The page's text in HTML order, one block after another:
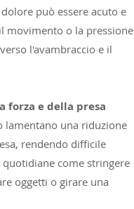
può essere acuto e
movimento o la pressione
l'avambraccio e il
forza e della presa
lamentano una riduzione
rendendo difficile
come stringere
oggetti o girare una